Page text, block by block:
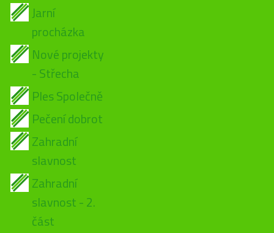
Jarní
procházka
Nové projekty
- Střecha
Ples Společně
Pečení dobrot
Zahradní
slavnost
Zahradní
slavnost - 2.
část